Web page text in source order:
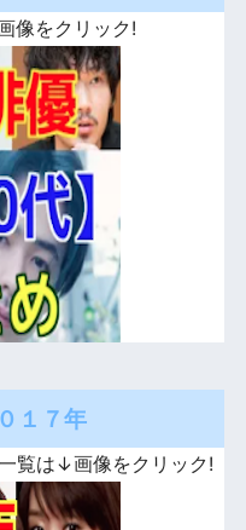
像をクリック!
１７年
覧は↓画像をクリック!